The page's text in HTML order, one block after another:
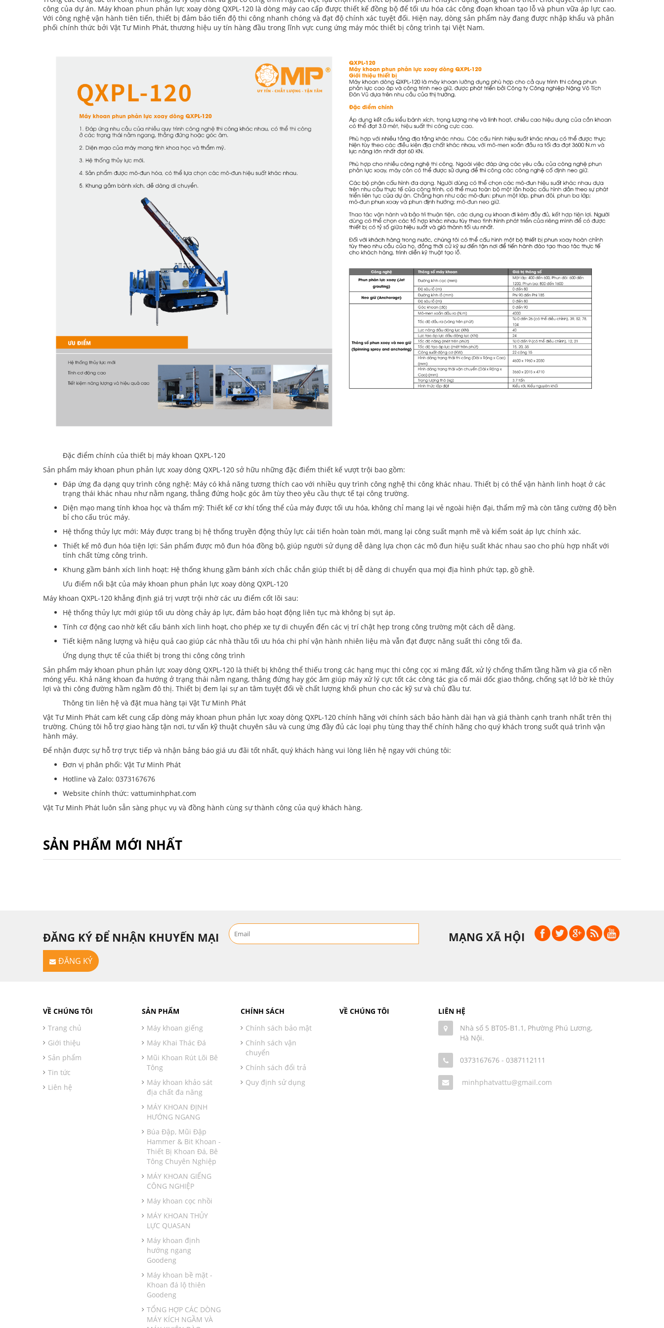
công của dự án. Máy khoan phun phản lực xoay dòng QXPL-120 là dòng máy cao cấp được thiết kế đồng bộ để tối ưu hóa các công đoạn khoan tạo lỗ và phun vữa áp lực cao.
Với công nghệ vận hành tiên tiến, thiết bị đảm bảo tiến độ thi công nhanh chóng và đạt độ chính xác tuyệt đối. Hiện nay, dòng sản phẩm này đang được nhập khẩu và phân
phối chính thức bởi Vật Tư Minh Phát, thương hiệu uy tín hàng đầu trong lĩnh vực cung ứng máy móc thiết bị công trình tại Việt Nam.
Đặc điểm chính của thiết bị máy khoan QXPL-120
Sản phẩm máy khoan phun phản lực xoay dòng QXPL-120 sở hữu những đặc điểm thiết kế vượt trội bao gồm:
Đáp ứng đa dạng quy trình công nghệ: Máy có khả năng tương thích cao với nhiều quy trình công nghệ thi công khác nhau. Thiết bị có thể vận hành linh hoạt ở các
trạng thái khác nhau như nằm ngang, thẳng đứng hoặc góc âm tùy theo yêu cầu thực tế tại công trường.
Diện mạo mang tính khoa học và thẩm mỹ: Thiết kế cơ khí tổng thể của máy được tối ưu hóa, không chỉ mang lại vẻ ngoài hiện đại, thẩm mỹ mà còn tăng cường độ bền
bỉ cho cấu trúc máy.
Hệ thống thủy lực mới: Máy được trang bị hệ thống truyền động thủy lực cải tiến hoàn toàn mới, mang lại công suất mạnh mẽ và kiểm soát áp lực chính xác.
Thiết kế mô đun hóa tiện lợi: Sản phẩm được mô đun hóa đồng bộ, giúp người sử dụng dễ dàng lựa chọn các mô đun hiệu suất khác nhau sao cho phù hợp nhất với
tính chất từng công trình.
Khung gầm bánh xích linh hoạt: Hệ thống khung gầm bánh xích chắc chắn giúp thiết bị dễ dàng di chuyển qua mọi địa hình phức tạp, gồ ghề.
Ưu điểm nổi bật của máy khoan phun phản lực xoay dòng QXPL-120
Máy khoan QXPL-120 khẳng định giá trị vượt trội nhờ các ưu điểm cốt lõi sau:
Hệ thống thủy lực mới giúp tối ưu dòng chảy áp lực, đảm bảo hoạt động liên tục mà không bị sụt áp.
Tính cơ động cao nhờ kết cấu bánh xích linh hoạt, cho phép xe tự di chuyển đến các vị trí chật hẹp trong công trường một cách dễ dàng.
Tiết kiệm năng lượng và hiệu quả cao giúp các nhà thầu tối ưu hóa chi phí vận hành nhiên liệu mà vẫn đạt được năng suất thi công tối đa.
Ứng dụng thực tế của thiết bị trong thi công công trình
Sản phẩm máy khoan phun phản lực xoay dòng QXPL-120 là thiết bị không thể thiếu trong các hạng mục thi công cọc xi măng đất, xử lý chống thấm tầng hầm và gia cố nền
móng yếu. Khả năng khoan đa hướng ở trạng thái nằm ngang, thẳng đứng hay góc âm giúp máy xử lý cực tốt các công tác gia cố mái dốc giao thông, chống sạt lở bờ kè thủy
lợi và thi công đường hầm ngầm đô thị. Thiết bị đem lại sự an tâm tuyệt đối về chất lượng khối phun cho các kỹ sư và chủ đầu tư.
Thông tin liên hệ và đặt mua hàng tại Vật Tư Minh Phát
Vật Tư Minh Phát cam kết cung cấp dòng máy khoan phun phản lực xoay dòng QXPL-120 chính hãng với chính sách bảo hành dài hạn và giá thành cạnh tranh nhất trên thị
trường. Chúng tôi hỗ trợ giao hàng tận nơi, tư vấn kỹ thuật chuyên sâu và cung ứng đầy đủ các loại phụ tùng thay thế chính hãng cho quý khách trong suốt quá trình vận
hành máy.
Để nhận được sự hỗ trợ trực tiếp và nhận bảng báo giá ưu đãi tốt nhất, quý khách hàng vui lòng liên hệ ngay với chúng tôi:
Đơn vị phân phối: Vật Tư Minh Phát
Hotline và Zalo: 0373167676
Website chính thức: vattuminhphat.com
Vật Tư Minh Phát luôn sẵn sàng phục vụ và đồng hành cùng sự thành công của quý khách hàng.
SẢN PHẨM MỚI NHẤT
ĐĂNG KÝ ĐỂ NHẬN KHUYẾN MẠI
ĐĂNG KÝ
MẠNG XÃ HỘI
VỀ CHÚNG TÔI
Trang chủ
Giới thiệu
Sản phẩm
Tin tức
Liên hệ
SẢN PHẨM
Máy khoan giếng
Máy Khai Thác Đá
Mũi Khoan Rút Lõi Bê
Tông
Máy khoan khảo sát
địa chất đa năng
MÁY KHOAN ĐỊNH
HƯỚNG NGANG
Búa Đập, Mũi Đập
Hammer & Bit Khoan -
Thiết Bị Khoan Đá, Bê
Tông Chuyên Nghiệp
MÁY KHOAN GIẾNG
CÔNG NGHIỆP
Máy khoan cọc nhồi
MÁY KHOAN THỦY
LỰC QUASAN
Máy khoan định
hướng ngang
Goodeng
Máy khoan bề mặt -
Khoan đá lộ thiên
Goodeng
TỔNG HỢP CÁC DÒNG
MÁY KÍCH NGẦM VÀ
CHÍNH SÁCH
Chính sách bảo mật
Chính sách vận
chuyển
Chính sách đổi trả
Quy định sử dụng
VỀ CHÚNG TÔI
LIÊN HỆ
Nhà số 5 BT05-B1.1, Phường Phú Lương,
Hà Nội.
0373167676 - 0387112111
minhphatvattu@gmail.com